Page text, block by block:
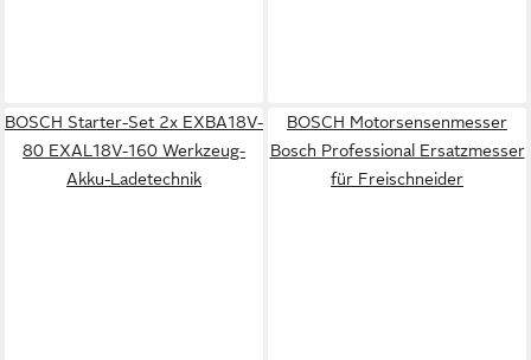
BOSCH Starter-Set 2x EXBA18V-
80 EXAL18V-160 Werkzeug-
Akku-Ladetechnik
BOSCH Motorsensenmesser
Bosch Professional Ersatzmesser
für Freischneider